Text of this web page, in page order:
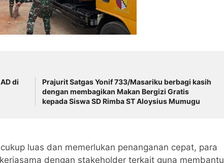
di
Prajurit Satgas Yonif 733/Masariku berbagi kasih
dengan membagikan Makan Bergizi Gratis
kepada Siswa SD Rimba ST Aloysius Mumugu
luas dan memerlukan penanganan cepat, para
dengan stakeholder terkait guna membantu